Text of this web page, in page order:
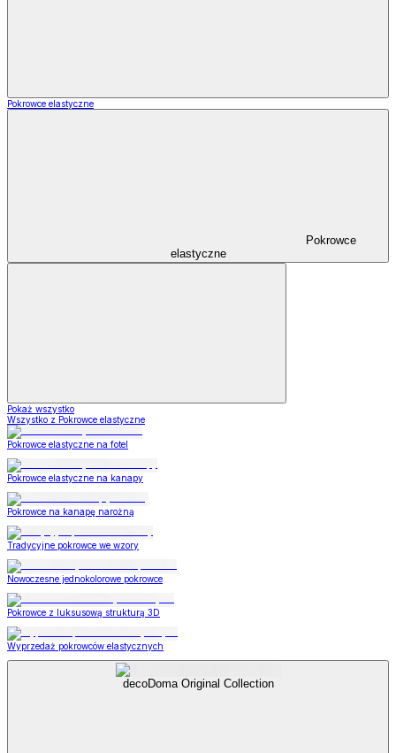
Pokrowce elastyczne
Pokrowce
elastyczne
Pokaż wszystko
Wszystko z Pokrowce elastyczne
Pokrowce elastyczne na fotel
Pokrowce elastyczne na kanapy
Pokrowce na kanapę narożną
Tradycyjne pokrowce we wzory
Nowoczesne jednokolorowe pokrowce
Pokrowce z luksusową strukturą 3D
Wyprzedaż pokrowców elastycznych
decoDoma Original Collection